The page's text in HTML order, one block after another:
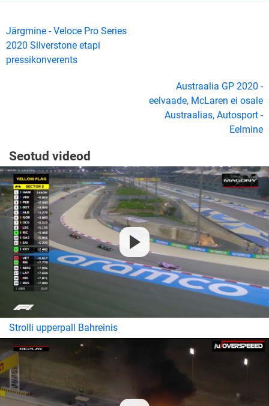
Järgmine - Veloce Pro Series
2020 Silverstone etapi
pressikonverents
Austraalia GP 2020 -
eelvaade, McLaren ei osale
Austraalias, Autosport -
Eelmine
Seotud videod
Strolli upperpall Bahreinis